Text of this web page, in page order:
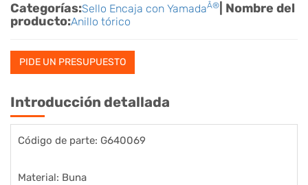
Categorías:Sello Encaja con YamadaÂ®
| Nombre del
producto:Anillo tórico
PIDE UN PRESUPUESTO
Introducción detallada
Código de parte: G640069
Material: Buna